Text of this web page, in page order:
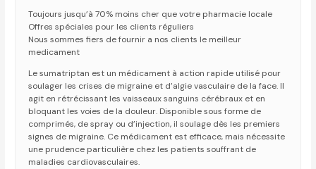
Toujours jusqu’à 70% moins cher que votre pharmacie locale
Offres spéciales pour les clients réguliers
Nous sommes fiers de fournir a nos clients le meilleur
medicament
Le sumatriptan est un médicament à action rapide utilisé pour
soulager les crises de migraine et d’algie vasculaire de la face. Il
agit en rétrécissant les vaisseaux sanguins cérébraux et en
bloquant les voies de la douleur. Disponible sous forme de
comprimés, de spray ou d’injection, il soulage dès les premiers
signes de migraine. Ce médicament est efficace, mais nécessite
une prudence particulière chez les patients souffrant de
maladies cardiovasculaires.